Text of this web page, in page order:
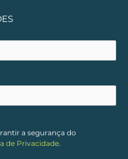
u
t
u
b
ea segurança do
de Privacidade.